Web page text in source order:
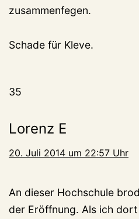
zusammenfegen.
Schade für Kleve.
35
Lorenz E
20. Juli 2014 um 22:57 Uhr
An dieser Hochschule
der Eröffnung. Als ich